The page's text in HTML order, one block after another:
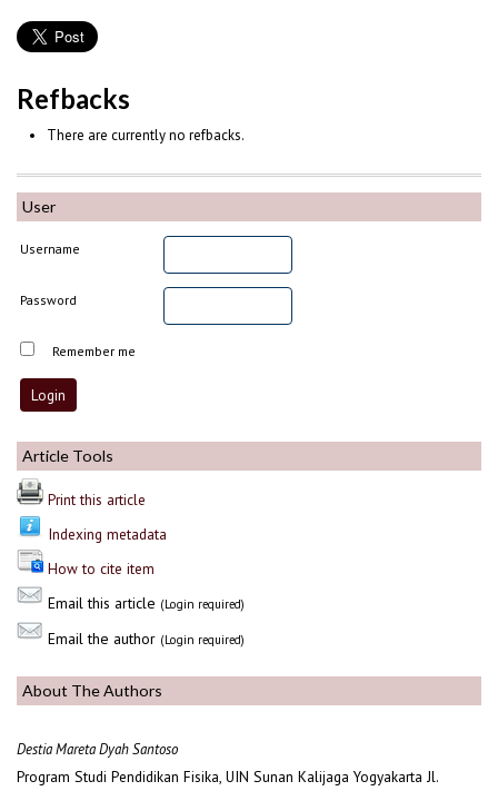
User
Username
Password
Remember me
Article Tools
Print this article
Indexing metadata
How to cite item
Email this article (Login required)
Email the author (Login required)
About The Authors
Destia Mareta Dyah Santoso
Program Studi Pendidikan Fisika, UIN Sunan Kalijaga Yogyakarta Jl.
Refbacks
There are currently no refbacks.